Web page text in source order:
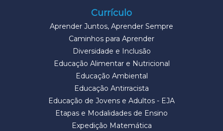
Currículo
Aprender Juntos, Aprender Sempre
Caminhos para Aprender
Diversidade e Inclusão
Educação Alimentar e Nutricional
Educação Ambiental
Educação Antirracista
Educação de Jovens e Adultos - EJA
Etapas e Modalidades de Ensino
Expedição Matemática